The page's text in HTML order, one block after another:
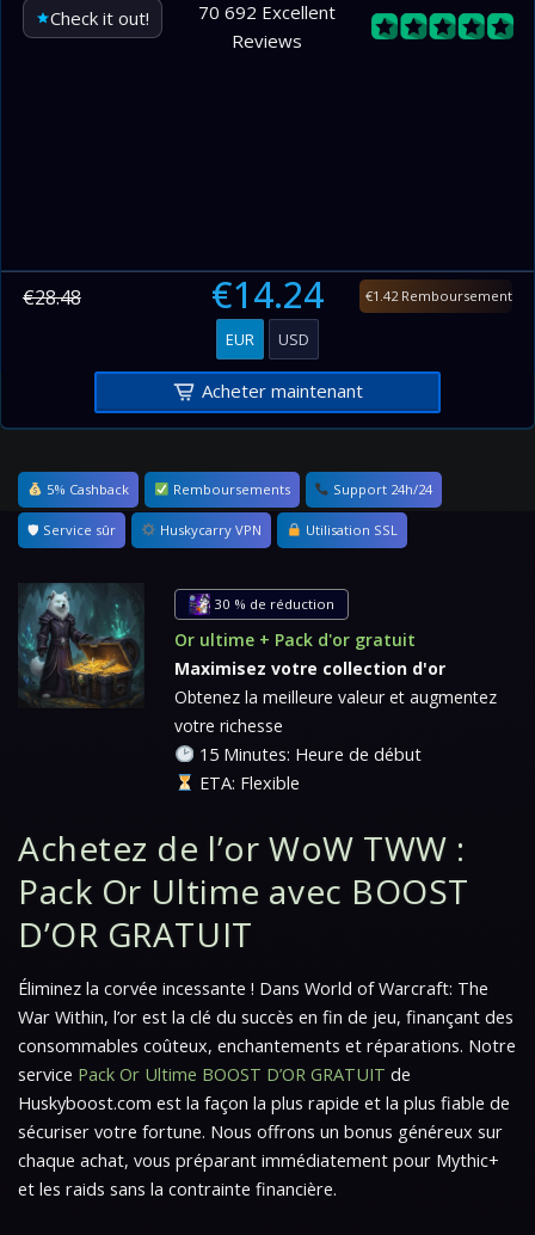
Check it out!
70 692 Excellent
Reviews
€28.48 €14.24 €1.42 Remboursement
EUR USD
Acheter maintenant
5% Cashback Remboursements Support 24h/24
🛡 Service sûr Huskycarry VPN Utilisation SSL
30 % de réduction
Or ultime + Pack d'or gratuit
Maximisez votre collection d'or
Obtenez la meilleure valeur et augmentez
votre richesse
15 Minutes: Heure de début
ETA: Flexible
Achetez de l’or WoW TWW :
Pack Or Ultime avec BOOST
D’OR GRATUIT
Éliminez la corvée incessante ! Dans World of Warcraft: The
War Within, l’or est la clé du succès en fin de jeu, finançant des
consommables coûteux, enchantements et réparations. Notre
service Pack Or Ultime BOOST D’OR GRATUIT de
Huskyboost.com est la façon la plus rapide et la plus fiable de
sécuriser votre fortune. Nous offrons un bonus généreux sur
chaque achat, vous préparant immédiatement pour Mythic+
et les raids sans la contrainte financière.